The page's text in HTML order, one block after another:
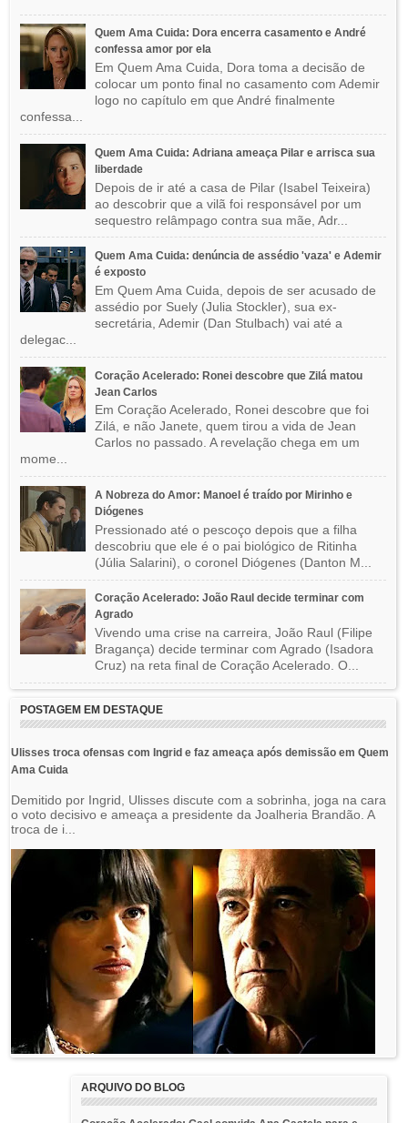
Quem Ama Cuida: Dora encerra casamento e André
confessa amor por ela
Em Quem Ama Cuida, Dora toma a decisão de
colocar um ponto final no casamento com Ademir
logo no capítulo em que André finalmente
confessa...
Quem Ama Cuida: Adriana ameaça Pilar e arrisca sua
liberdade
Depois de ir até a casa de Pilar (Isabel Teixeira)
ao descobrir que a vilã foi responsável por um
sequestro relâmpago contra sua mãe, Adr...
Quem Ama Cuida: denúncia de assédio 'vaza' e Ademir
é exposto
Em Quem Ama Cuida, depois de ser acusado de
assédio por Suely (Julia Stockler), sua ex-
secretária, Ademir (Dan Stulbach) vai até a
delegac...
Coração Acelerado: Ronei descobre que Zilá matou
Jean Carlos
Em Coração Acelerado, Ronei descobre que foi
Zilá, e não Janete, quem tirou a vida de Jean
Carlos no passado. A revelação chega em um
mome...
A Nobreza do Amor: Manoel é traído por Mirinho e
Diógenes
Pressionado até o pescoço depois que a filha
descobriu que ele é o pai biológico de Ritinha
(Júlia Salarini), o coronel Diógenes (Danton M...
Coração Acelerado: João Raul decide terminar com
Agrado
Vivendo uma crise na carreira, João Raul (Filipe
Bragança) decide terminar com Agrado (Isadora
Cruz) na reta final de Coração Acelerado. O...
POSTAGEM EM DESTAQUE
Ulisses troca ofensas com Ingrid e faz ameaça após demissão em Quem
Ama Cuida
Demitido por Ingrid, Ulisses discute com a sobrinha, joga na cara
o voto decisivo e ameaça a presidente da Joalheria Brandão. A
troca de i...
ARQUIVO DO BLOG